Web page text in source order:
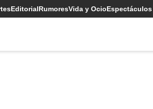
EditorialRumoresVida y OcioEspectáculos